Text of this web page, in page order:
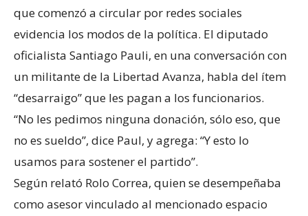
que comenzó a circular por redes sociales
evidencia los modos de la política. El diputado
oficialista Santiago Pauli, en una conversación con
un militante de la Libertad Avanza, habla del ítem
“desarraigo” que les pagan a los funcionarios.
“No les pedimos ninguna donación, sólo eso, que
no es sueldo”, dice Paul, y agrega: “Y esto lo
usamos para sostener el partido”.
Según relató Rolo Correa, quien se desempeñaba
como asesor vinculado al mencionado espacio